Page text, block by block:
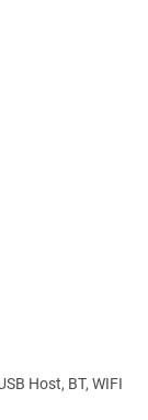
Host, BT, WIFI